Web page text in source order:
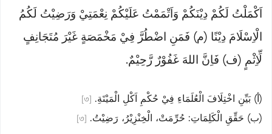
اَكْمَلْتُ لَكُمْ دِيْنَكُمْ وَاَتْمَمْتُ عَلَيْكُمْ نِعْمَتِيْ وَرَضِيْتُ لَكُمُ
الْاِسْلَامَ دِيْنًا (م) فَمَنِ اضْطُرَّ فِيْ مَخْمَصَةٍ غَيْرَ مُتَجَانِفٍ
لِّاِثْمٍ (ف) فَاِنَّ اللهَ غَفُوْرٌ رَّحِيْمٌ.
(أ) بَيِّنِ اخْتِلَافَ الْعُلَمَاءِ فِيْ حُكْمِ اَكْلِ الْمَيْتَةِ. [৩]
(ب) حَقِّقِ الْكَلِمَاتِ: حُرِّمَتْ، الْخِنْزِيْرُ، رَضِيْتُ. [৩]